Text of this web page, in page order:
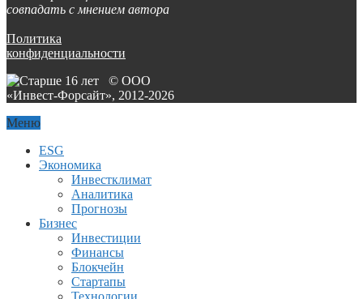
совпадать с мнением автора
Политика
конфиденциальности
© ООО
«Инвест-Форсайт», 2012-2026
Меню
ESG
Экономика
Инвестклимат
Аналитика
Прогнозы
Бизнес
Инвестиции
Финансы
Блокчейн
Стартапы
Технологии